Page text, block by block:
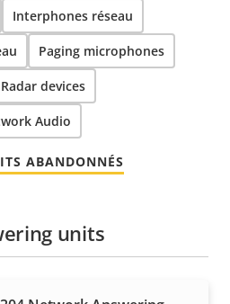
Interphones réseau
Paging microphones
Radar devices
Audio
ABANDONNÉS
units